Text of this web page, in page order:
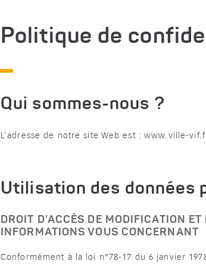
Politique de
Qui sommes-nous ?
L’adresse de notre site Web est : www.ville-
Utilisation des données
DROIT D’ACCÈS DE MODIFICATION
INFORMATIONS VOUS CONCERNANT
Conformément à la loi n°78-17 du 6 janvier